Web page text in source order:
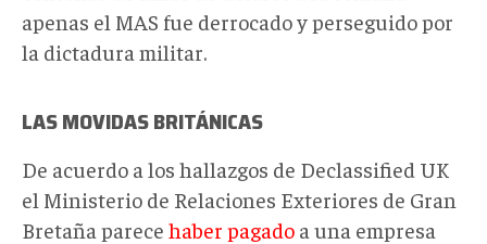
apenas el MAS fue derrocado y perseguido por
la dictadura militar.
LAS MOVIDAS BRITÁNICAS
De acuerdo a los hallazgos de Declassified UK
el Ministerio de Relaciones Exteriores de Gran
Bretaña parece haber pagado a una empresa